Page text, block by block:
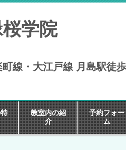
学院
線・大江戸線 月島駅徒
教室内の紹
介
予約フォー
ム